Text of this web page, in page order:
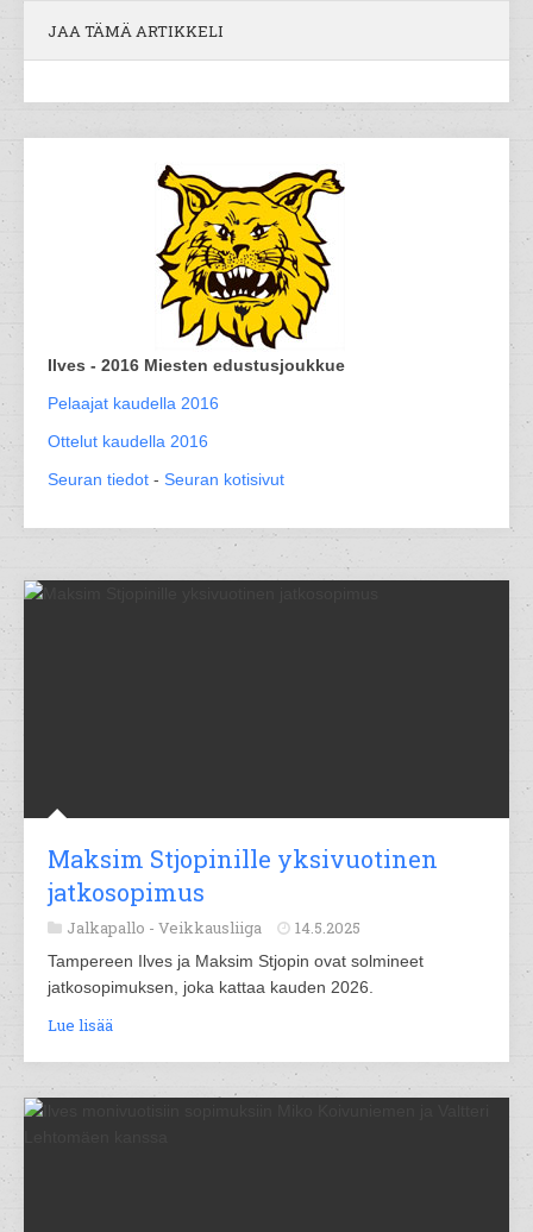
JAA TÄMÄ ARTIKKELI
Ilves - 2016 Miesten edustusjoukkue
Pelaajat kaudella 2016
Ottelut kaudella 2016
Seuran tiedot - Seuran kotisivut
Maksim Stjopinille yksivuotinen
jatkosopimus
Jalkapallo - Veikkausliiga 14.5.2025
Tampereen Ilves ja Maksim Stjopin ovat solmineet
jatkosopimuksen, joka kattaa kauden 2026.
Lue lisää